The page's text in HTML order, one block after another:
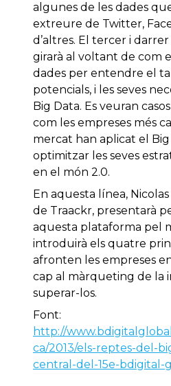
algunes de les dades
extreure de Twitter,
d’altres. El tercer i
girarà al voltant de com
dades per entendre el
potencials, i les seves
Big Data. Es veuran
com les empreses més
mercat han aplicat el
optimitzar les seves
en el món 2.0.
En aquesta línea,
de Traackr, presentarà
aquesta plataforma pel
introduirà els quatre
afronten les empreses
cap al màrqueting de la
superar-los.
Font:
http://
ca/2013/els-reptes-del-
central-del-15e-bdigital-